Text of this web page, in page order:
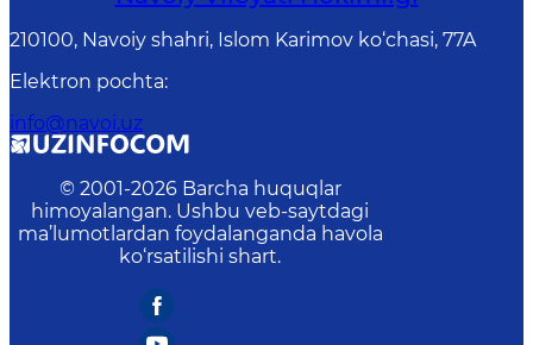
210100, Nаvоiy shаhri, Islom Karimov ko‘chаsi, 77A
Elektron pochta:
info@navoi.uz
© 2001-2026 Barcha huquqlar
himoyalangan. Ushbu veb-saytdagi
ma’lumotlardan foydalanganda havola
ko‘rsatilishi shart.